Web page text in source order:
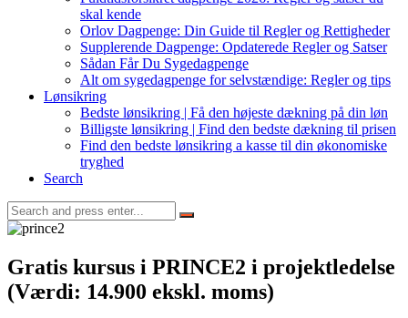
skal kende
Orlov Dagpenge: Din Guide til Regler og Rettigheder
Supplerende Dagpenge: Opdaterede Regler og Satser
Sådan Får Du Sygedagpenge
Alt om sygedagpenge for selvstændige: Regler og tips
Lønsikring
Bedste lønsikring | Få den højeste dækning på din løn
Billigste lønsikring | Find den bedste dækning til prisen
Find den bedste lønsikring a kasse til din økonomiske
tryghed
Search
Search
for:
Gratis kursus i PRINCE2 i projektledelse
(Værdi: 14.900 ekskl. moms)